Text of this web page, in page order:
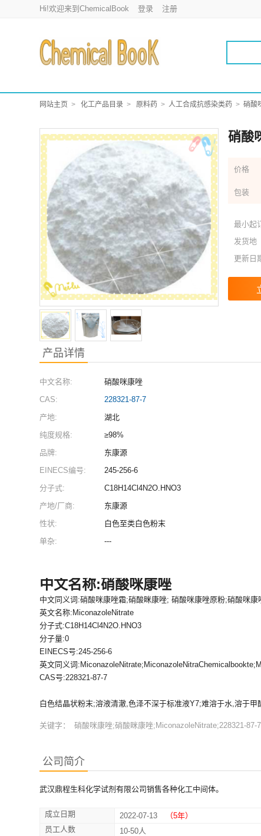
Hi!欢迎来到ChemicalBook 登录 注册
网站主页 化工产品目录 原料药 人工合成抗感染类药 硝酸
硝酸
价格
包装
最小起
发货地
更新日
产品详情
中文名称: 硝酸咪康唑
CAS:
228321-87-7
产地:
湖北
纯度规格:
≥98%
品牌:
东康源
EINECS编号:
245-256-6
分子式:
C18H14Cl4N2O.HNO3
产地/厂商:
东康源
性状:
白色至类白色粉末
单杂:
---
中文名称:硝酸咪康唑
中文同义词:硝酸咪康唑霜;硝酸眯康唑; 硝酸咪康唑原粉;硝酸咪康
英文名称:MiconazoleNitrate
分子式:C18H14Cl4N2O.HNO3
分子量:0
EINECS号:245-256-6
英文同义词
CAS号:228321-87-7
白色结晶状粉末;溶液清澈,色泽不深于标准液Y7;难溶于水,溶于甲
关键字： 硝酸咪康唑;硝酸眯康唑;MiconazoleNitrate;228321-87-
公司简介
武汉鼎程生科化学试剂有限公司销售各种化工中间体。
成立日期 2022-07-13 （5年）
员工人数
10-50人